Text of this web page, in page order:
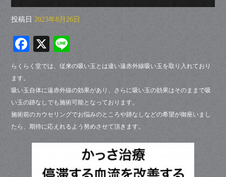
投稿日 2023年8月26日
Fa
ce
ok
X
ne
らくらく堂では、従来の吸い玉とは違い遠赤外線吸い玉を取り入れており
ます。
吸い玉自体に遠赤外線の効果があり、さらに吸い玉の効果はそのままで吸
い玉の跡なしでも施術可能となっております。
施術前のカウセリングでお悩みのところや跡なしなどの希望が御座いまし
たら、期待に応えれるよう努めさせて頂きます。